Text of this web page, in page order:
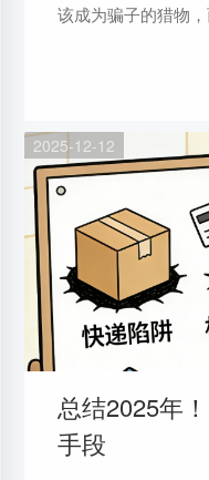
该成为骗子的猎物，
2025-12-12
总结2025年
手段